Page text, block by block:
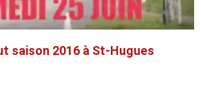
saison 2016 à St-Hugues